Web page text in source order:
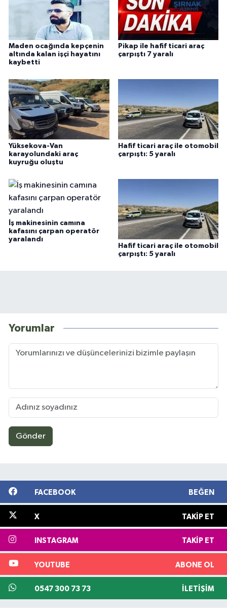
Maden ocağında kepçenin
altında kalan işçi hayatını
kaybetti
Pikap ile hafif ticari araç
çarpıştı 7 yaralı
Yüksekova-Van
karayolundaki araç
kuyruğu oluştu
Hafif ticari araç ile otomobil
çarpıştı: 5 yaralı
İş makinesinin camına
kafasını çarpan operatör
yaralandı
Hafif ticari araç ile otomobil
çarpıştı: 5 yaralı
Yorumlar
Gönder
FACEBOOK BEĞEN
X TAKIP ET
INSTAGRAM TAKIP ET
YOUTUBE ABONE OL
0547 300 73 73 İLETIŞIM